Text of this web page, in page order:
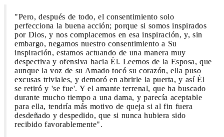
"Pero, después de todo, el consentimiento solo
perfecciona la buena acción; porque si somos inspirados
por Dios, y nos complacemos en esa inspiración, y, sin
embargo, negamos nuestro consentimiento a Su
inspiración, estamos actuando de una manera muy
despectiva y ofensiva hacia Él. Leemos de la Esposa, que
aunque la voz de su Amado tocó su corazón, ella puso
excusas triviales, y demoró en abrirle la puerta, y así Él
se retiró y 'se fue'. Y el amante terrenal, que ha buscado
durante mucho tiempo a una dama, y parecía aceptable
para ella, tendría más motivo de queja si al fin fuera
desdeñado y despedido, que si nunca hubiera sido
recibido favorablemente".